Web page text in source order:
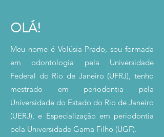
OLÁ!
Meu nome é Volúsia Prado, sou formada
em odontologia pela Universidade
Federal do Rio de Janeiro (UFRJ), tenho
mestrado em periodontia pela
Universidade do Estado do Rio de Janeiro
(UERJ), e Especialização em periodontia
pela Universidade Gama Filho (UGF).